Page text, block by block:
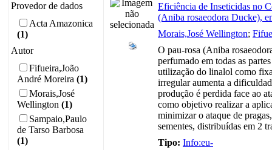
Provedor de dados
Acta Amazonica
(1)
Autor
Fifueira,João
André Moreira (1)
Morais,José
Wellington (1)
Sampaio,Paulo
de Tarso Barbosa
(1)
Eficiência de Inseticidas no
(Aniba rosaeodora Ducke),
Morais,José Wellington;
O pau-rosa (Aniba
perfumado em todas as
utilização do linalol como
irregular aumenta a
produção é perdida face ao
como objetivo realizar a
minimizar o ataque de
sementes, distribuídas em 2
Tipo: Info:eu-